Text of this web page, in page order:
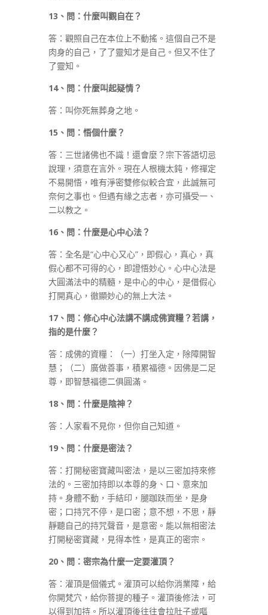
13 、問：什麼叫觀自在？
答：觀照自己在本位上不動搖。這個自己不是
肉身的自己，了了靈知才是自己。但又不住了
了靈知。
14、問：什麼叫起疑情？
答：叫你死無葬身之地。
15 、問：悟個什麼？
答：三世諸佛也不識！還會麼？宗下答語切忌
說理，須意在言外。現在人根機太鈍，修禪定
不易開悟，唯有淨密雙修似較合宜，此誠無可
奈何之事也。但遇有緣之志者，亦可攝受一、
二以教之。
16、問：什麼是心中心法？
答：全名是“心中心又心”，即假心，真心，真
假心都不可得的心，即證悟妙心。心中心法是
大圓滿法中的精髓，是中心的中心，是借假心
打開真心，徹顯妙心的無上大法。
17、問：修心中心法講不講成佛資糧？若講，
指的是什麼？
答：成佛的資糧：（一）打坐入定，除障開智
慧；（二）廣做善事，積累福德。因佛是二足
尊，即智慧福德二俱圓滿。
18、問：什麼是陰神？
答：人家看不見你，但你自己知道。
19、問：什麼是密法？
答：打開秘密寶藏叫密法，是以三密加持來修
法的。三密加持即以本尊的身、口、意來加
持。身體不動，手結印，腿跏趺而坐，是身
密；口持咒不停，是口密；意不想，不思，靜
靜聽自己的持咒聲音，是意密。能以無相密法
打開秘密寶藏，見得本性，是真正的密宗。
20、問：密宗為什麼一定要灌頂？
答：灌頂是個儀式。灌頂可以給你消業障，給
你開梵穴，給你菩提的種子。灌頂後修法，可
以得到加持。所以灌頂後往往會拉肚子或嘔